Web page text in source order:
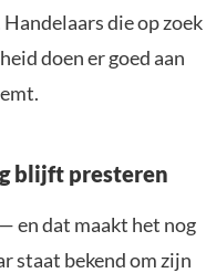
die op zoek
doen er goed aan
blijft presteren
en dat maakt het nog
staat bekend om zijn